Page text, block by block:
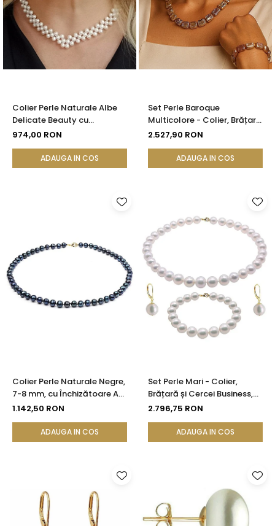
Colier Perle Naturale Albe
Delicate Beauty cu
Închizătoare Argint |
974,00 RON
ADAUGA IN COS
Set Perle Baroque
Multicolore - Colier, Brățară
și Cercei, Aur Galben 14K |
2.527,90 RON
ADAUGA IN COS
Colier Perle Naturale Negre,
7-8 mm, cu Închizătoare Aur
14K (aur 585) | KASKADDA®
1.142,50 RON
ADAUGA IN COS
Set Perle Mari - Colier,
Brățară și Cercei Business,
Aur Galben 14K, Perle Albe
KASKADDA®
2.796,75 RON
ADAUGA IN COS